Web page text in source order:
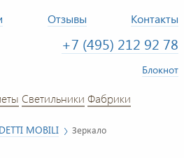
Отзывы Контакты
+7 (495) 212 92 78
Блокнот
Светильники Фабрики
MOBILI Зеркало